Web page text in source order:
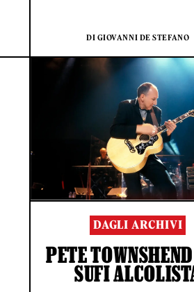
DI GIOVANNI DE STEFANO
DAGLI ARCHIVI
PETE
SUFI